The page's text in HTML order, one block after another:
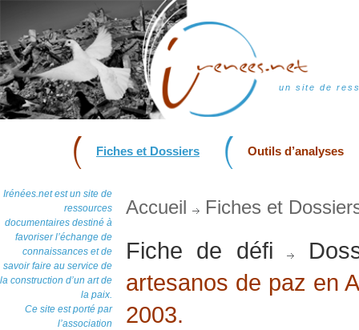
un site de
Fiches et Dossiers Outils d’analyses
Irénées.net est un site de
ressources
documentaires destiné à
favoriser l’échange de
connaissances et de
savoir faire au service de
la construction d’un art de
la paix.
Ce site est porté par
l’association
Accueil Fiches et
Fiche de défi
artesanos de paz en
2003.